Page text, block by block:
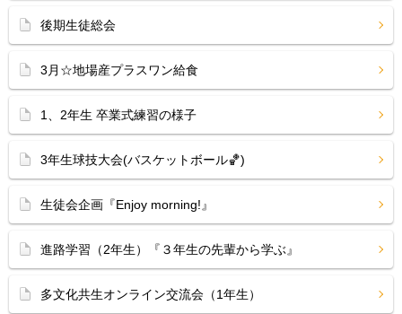
後期生徒総会
3月☆地場産プラスワン給食
1、2年生 卒業式練習の様子
3年生球技大会(バスケットボール🏀)
生徒会企画『Enjoy morning!』
進路学習（2年生）『３年生の先輩から学ぶ』
多文化共生オンライン交流会（1年生）